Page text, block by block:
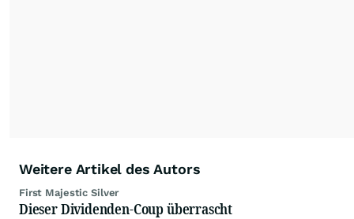
Weitere Artikel des Autors
First Majestic Silver
Dieser Dividenden-Coup überrascht